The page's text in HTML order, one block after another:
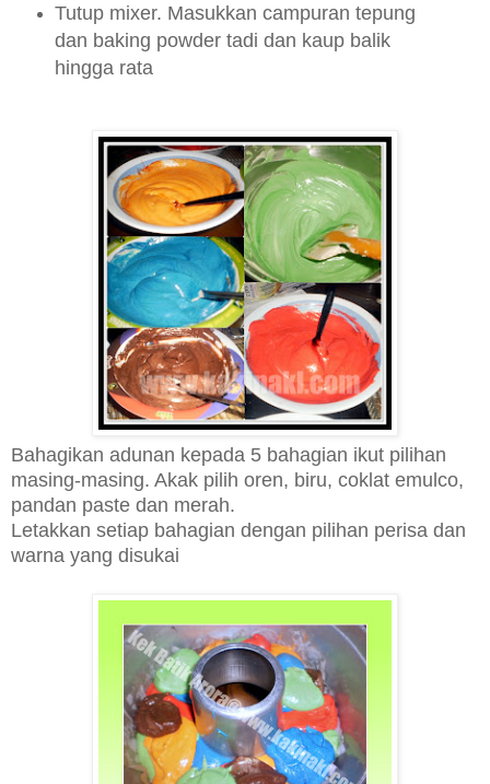
Tutup mixer. Masukkan campuran tepung
dan baking powder tadi dan kaup balik
hingga rata
Bahagikan adunan kepada 5 bahagian ikut pilihan
masing-masing. Akak pilih oren, biru, coklat emulco,
pandan paste dan merah.
Letakkan setiap bahagian dengan pilihan perisa dan
warna yang disukai